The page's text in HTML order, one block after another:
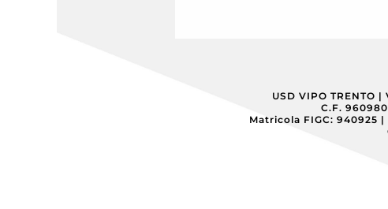
USD VIPO TRENTO |
C.F.
Matricola FIGC: 940925 |